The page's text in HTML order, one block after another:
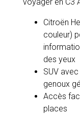
Citroën
couleur)
des yeux
SUV
genoux
Accès
places